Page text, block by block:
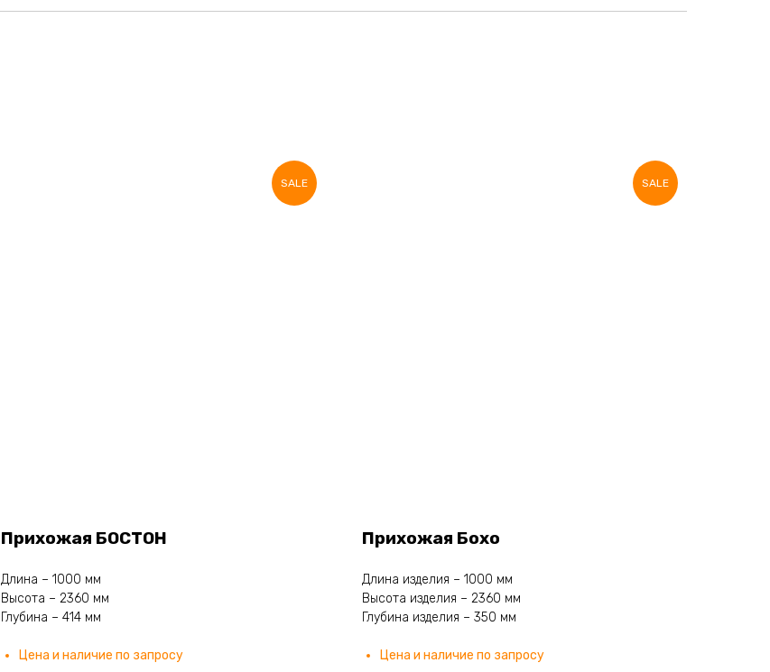
SALE
Прихожая БОСТОН
Длина – 1000 мм
Высота – 2360 мм
Глубина – 414 мм
Цена и наличие по запросу
SALE
Прихожая Бохо
Длина изделия – 1000 мм
Высота изделия – 2360 мм
Глубина изделия – 350 мм
Цена и наличие по запросу